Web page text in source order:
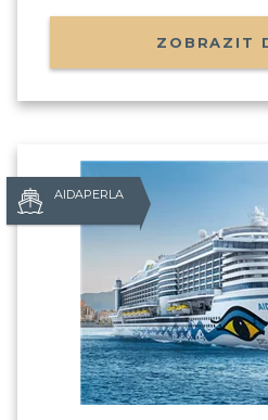
ZOBRAZIT
AIDAPERLA